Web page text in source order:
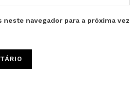
neste navegador para a próxima vez